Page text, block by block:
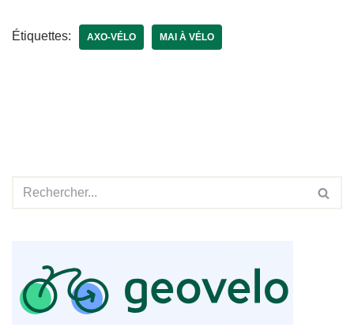
Étiquettes: AXO-VÉLO MAI À VÉLO